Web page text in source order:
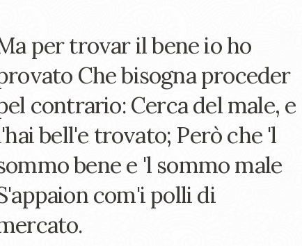
per trovar il bene io ho
Che bisogna proceder
contrario: Cerca del male, e
bell'e trovato; Però che 'l
bene e 'l sommo male
com'i polli di